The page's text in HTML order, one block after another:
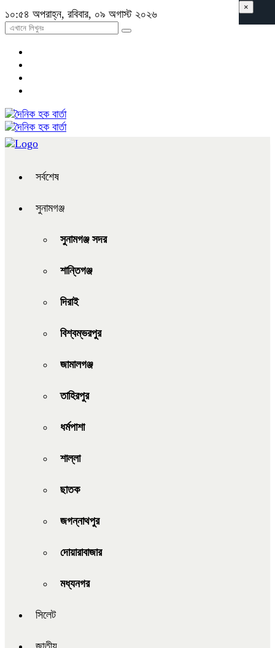
১০:৫৪ অপরাহ্ন, রবিবার, ০৯ অগাস্ট ২০২৬
সর্বশেষ
সুনামগঞ্জ
সুনামগঞ্জ সদর
শান্তিগঞ্জ
দিরাই
বিশ্বম্ভরপুর
জামালগঞ্জ
তাহিরপুর
ধর্মপাশা
শাল্লা
ছাতক
জগন্নাথপুর
দোয়ারাবাজার
মধ্যনগর
সিলেট
×